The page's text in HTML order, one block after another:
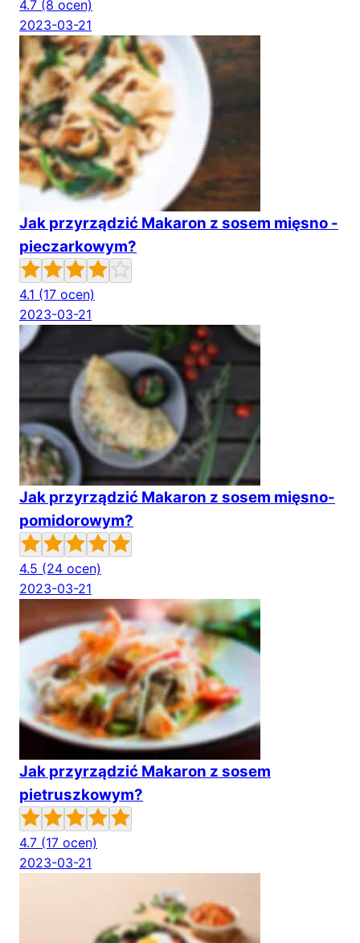
4.7 (8 ocen)
2023-03-21
Jak przyrządzić Makaron z sosem mięsno -
pieczarkowym?
4.1 (17 ocen)
2023-03-21
Jak przyrządzić Makaron z sosem mięsno-
pomidorowym?
4.5 (24 ocen)
2023-03-21
Jak przyrządzić Makaron z sosem
pietruszkowym?
4.7 (17 ocen)
2023-03-21